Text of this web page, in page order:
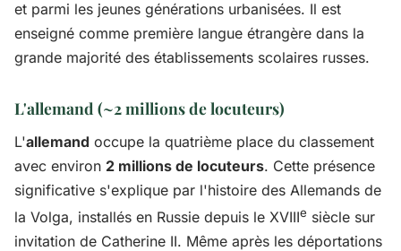
et parmi les jeunes générations urbanisées. Il est
enseigné comme première langue étrangère dans la
grande majorité des établissements scolaires russes.
L'allemand (~2 millions de locuteurs)
L'allemand occupe la quatrième place du classement
avec environ 2 millions de locuteurs. Cette présence
significative s'explique par l'histoire des Allemands de
la Volga, installés en Russie depuis le XVIIIe siècle sur
invitation de Catherine II. Même après les déportations